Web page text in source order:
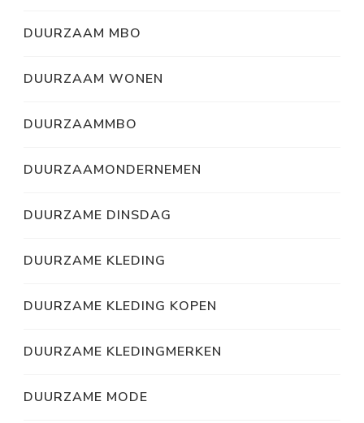
DUURZAAM MBO
DUURZAAM WONEN
DUURZAAMMBO
DUURZAAMONDERNEMEN
DUURZAME DINSDAG
DUURZAME KLEDING
DUURZAME KLEDING KOPEN
DUURZAME KLEDINGMERKEN
DUURZAME MODE